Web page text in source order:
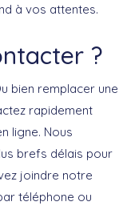
à vos attentes.
?
bien remplacer une
rapidement
ligne. Nous
brefs délais pour
joindre notre
téléphone ou